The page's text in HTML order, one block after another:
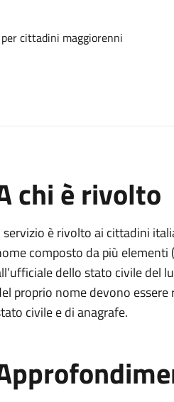
cittadini maggiorenni
chi è rivolto
servizio è rivolto ai cittadini
composto da più
dello stato civile del
proprio nome devono
civile e di anagrafe.